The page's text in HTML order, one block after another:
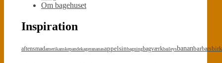
Om bagehuset
Inspiration
aftensmadamerikanskepandekagerananasappelsinbagningbagværkbaileysbananbarbars